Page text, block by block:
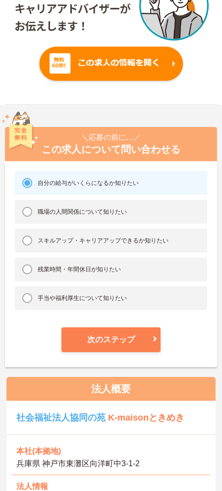
＼応募の前に…／
この求人について問い合わせる
自分の給与がいくらになるか知りたい
職場の人間関係について知りたい
スキルアップ・キャリアアップできるか知りたい
残業時間・年間休日が知りたい
手当や福利厚生について知りたい
次のステップ
法人概要
社会福祉法人協同の苑 K-maisonときめき
本社(本拠地)
兵庫県 神戸市東灘区向洋町中3‐1‐2
法人情報